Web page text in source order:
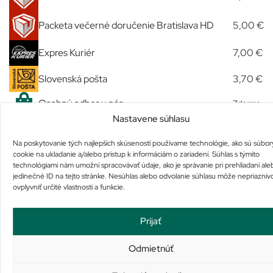
Nastavene súhlasu
Na poskytovanie tých najlepších skúseností používame technológie, ako sú
cookie na ukladanie a/alebo prístup k informáciám o zariadení. Súhlas s týmito
technológiami nám umožní spracovávať údaje, ako je správanie pri prehliadaní
jedinečné ID na tejto stránke. Nesúhlas alebo odvolanie súhlasu môže
ovplyvniť určité vlastnosti a funkcie.
Prijať
Odmietnúť
Packeta večerné doručenie Bratislava HD 5,00 €
Expres Kuriér 7,00 €
Slovenská pošta
3,70 €
Osobný odber u nás
Zdarma
Podobné produkty
asp Psyllium